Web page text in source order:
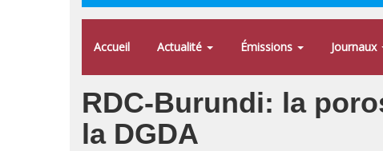
Accueil Actualité Émissions Journaux
RDC-Burundi: la
la DGDA